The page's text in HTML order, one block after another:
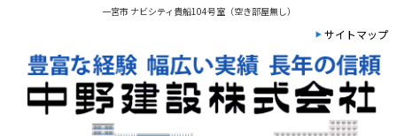
一宮市 ナビシティ貴船104号室（空き部屋無し）
サイトマップ